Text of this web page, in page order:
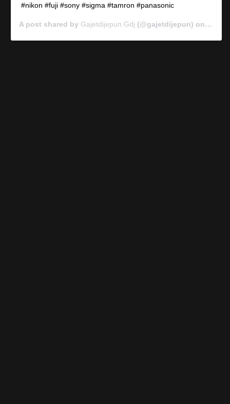
#nikon #fuji #sony #sigma #tamron #panasonic
A post shared by Gajetdijepun Gdj (@gajetdijepun) on Jan 7,